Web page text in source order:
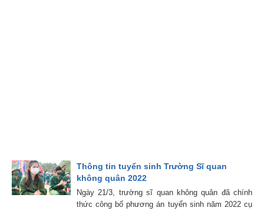
Thông tin tuyển sinh Trường Sĩ quan
không quân 2022
Ngày 21/3, trường sĩ quan không quân đã chính
thức công bố phương án tuyển sinh năm 2022 cụ